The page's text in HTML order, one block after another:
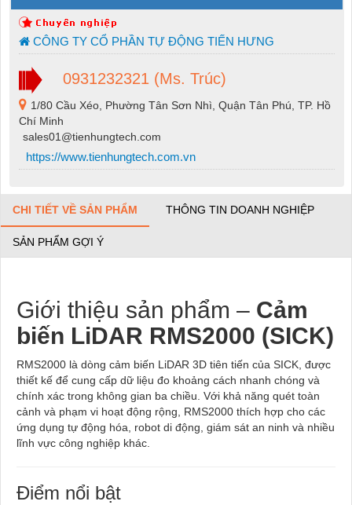
CÔNG TY CỔ PHẦN TỰ ĐỘNG TIẾN HƯNG
0931232321 (Ms. Trúc)
1/80 Cầu Xéo, Phường Tân Sơn Nhì, Quận Tân Phú, TP. Hồ
Chí Minh
sales01@tienhungtech.com
https://www.tienhungtech.com.vn
CHI TIẾT VỀ SẢN PHẨM THÔNG TIN DOANH NGHIỆP
SẢN PHẨM GỢI Ý
Giới thiệu sản phẩm – Cảm
biến LiDAR RMS2000 (SICK)
RMS2000 là dòng cảm biến LiDAR 3D tiên tiến của SICK, được
thiết kế để cung cấp dữ liệu đo khoảng cách nhanh chóng và
chính xác trong không gian ba chiều. Với khả năng quét toàn
cảnh và phạm vi hoạt động rộng, RMS2000 thích hợp cho các
ứng dụng tự động hóa, robot di động, giám sát an ninh và nhiều
lĩnh vực công nghiệp khác.
Điểm nổi bật